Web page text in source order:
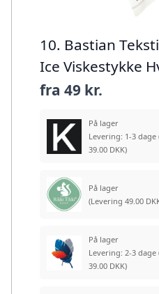
10. Bastian
Ice Viskestykke
fra 49 kr.
På lager
Levering: 1-3 dage
39.00 DKK)
På lager
(Levering 49.00
På lager
Levering: 2-3 dage
39.00 DKK)